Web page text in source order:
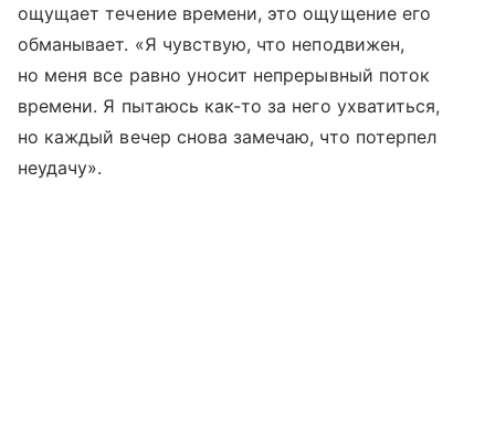
ощущает течение времени, это ощущение его
обманывает. «Я чувствую, что неподвижен,
но меня все равно уносит непрерывный поток
времени. Я пытаюсь как-то за него ухватиться,
но каждый вечер снова замечаю, что потерпел
неудачу».